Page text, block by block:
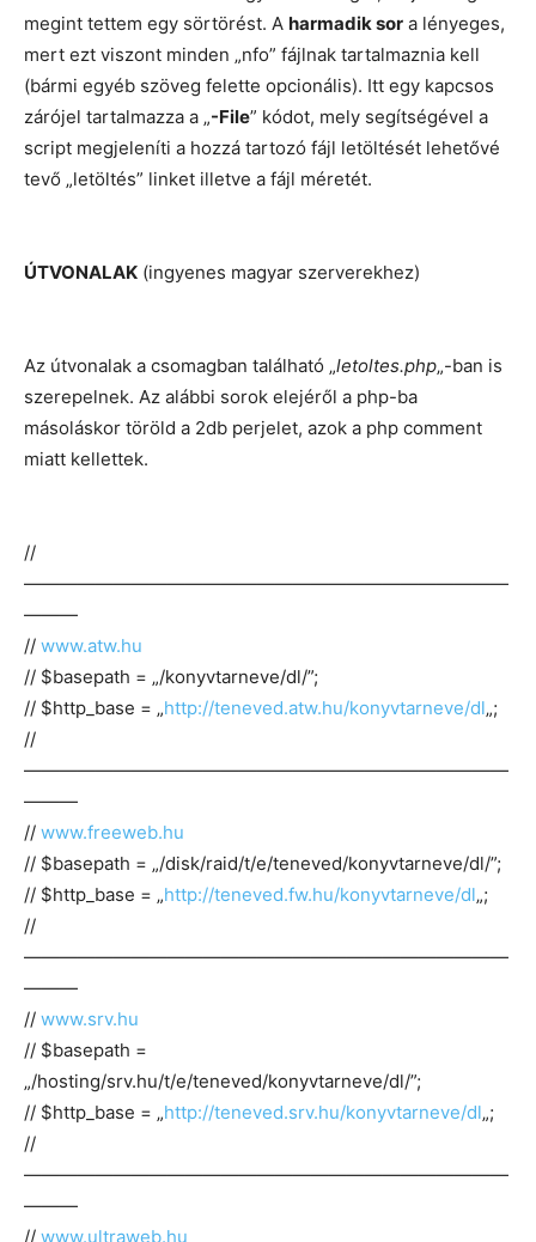
megint tettem egy sörtörést. A harmadik sor a lényeges,
mert ezt viszont minden „nfo” fájlnak tartalmaznia kell
(bármi egyéb szöveg felette opcionális). Itt egy kapcsos
zárójel tartalmazza a „-File” kódot, mely segítségével a
script megjeleníti a hozzá tartozó fájl letöltését lehetővé
tevő „letöltés” linket illetve a fájl méretét.
ÚTVONALAK (ingyenes magyar szerverekhez)
Az útvonalak a csomagban található „letoltes.php„-ban is
szerepelnek. Az alábbi sorok elejéről a php-ba
másoláskor töröld a 2db perjelet, azok a php comment
miatt kellettek.
//
———————————————————————————
———
// www.atw.hu
// $basepath = „/konyvtarneve/dl/”;
// $http_base = „http://teneved.atw.hu/konyvtarneve/dl„;
//
———————————————————————————
———
// www.freeweb.hu
// $basepath = „/disk/raid/t/e/teneved/konyvtarneve/dl/”;
// $http_base = „http://teneved.fw.hu/konyvtarneve/dl„;
//
———————————————————————————
———
// www.srv.hu
// $basepath =
„/hosting/srv.hu/t/e/teneved/konyvtarneve/dl/”;
// $http_base = „http://teneved.srv.hu/konyvtarneve/dl„;
//
———————————————————————————
———
// www.ultraweb.hu